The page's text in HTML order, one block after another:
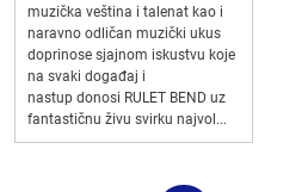
muzička veština i talenat kao i
naravno odličan muzički ukus
doprinose sjajnom iskustvu koje
na svaki događaj i
nastup donosi RULET BEND uz
fantastičnu živu svirku najvol...